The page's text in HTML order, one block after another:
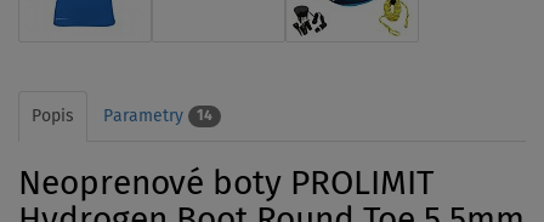
Popis Parametry 14
Neoprenové boty PROLIMIT